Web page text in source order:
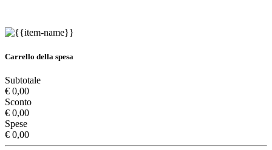
Carrello della spesa
Subtotale
€ 0,00
Sconto
€ 0,00
Spese
€ 0,00